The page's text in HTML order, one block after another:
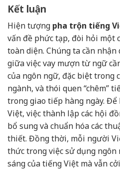
Kết luận
Hiện tượng pha trộn tiếng
vấn đề phức tạp, đòi hỏi một
toàn diện. Chúng ta cần
giữa việc vay mượn từ ngữ
của ngôn ngữ, đặc biệt trong
ngành, và thói quen “chêm”
trong giao tiếp hàng ngày.
Việt, việc thành lập các hội
bổ sung và chuẩn hóa các
thiết. Đồng thời, mỗi người
thức trong việc sử dụng
sáng của tiếng Việt mà vẫn